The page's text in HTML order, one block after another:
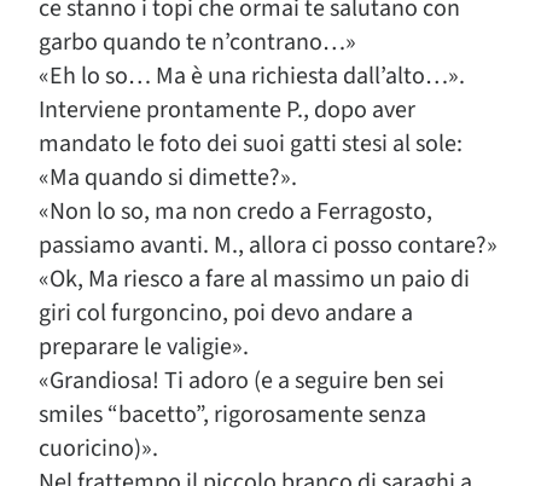
ce stanno i topi che ormai te salutano con
garbo quando te n’contrano…»
«Eh lo so… Ma è una richiesta dall’alto…».
Interviene prontamente P., dopo aver
mandato le foto dei suoi gatti stesi al sole:
«Ma quando si dimette?».
«Non lo so, ma non credo a Ferragosto,
passiamo avanti. M., allora ci posso contare?»
«Ok, Ma riesco a fare al massimo un paio di
giri col furgoncino, poi devo andare a
preparare le valigie».
«Grandiosa! Ti adoro (e a seguire ben sei
smiles “bacetto”, rigorosamente senza
cuoricino)».